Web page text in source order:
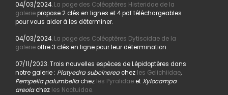
04/03/2024. La page des Coléoptères Histeridae de la
galeriepropose 2 clés en lignes et 4 pdf téléchargeables
pour vous aider à les déterminer.
04/03/2024. La page des Coléoptères Dytiscidae de la
galerieoffre 3 clés en ligne pour leur détermination.
07/11/2023. Trois nouvelles espèces de Lépidoptères dans
notre galerie : Platyedra subcinereachez les Gelichiidae,
Pempelia palumbellachez les PyralidaeetXylocampa
areolachez les Noctuidae.